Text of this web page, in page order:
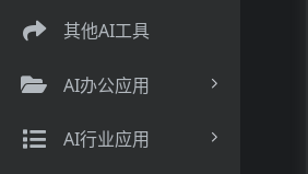
其他AI工具
AI办公应用
AI行业应用